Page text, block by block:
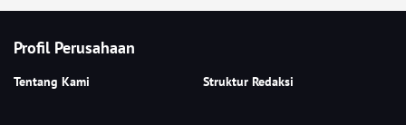
Profil Perusahaan
Tentang Kami Struktur Redaksi